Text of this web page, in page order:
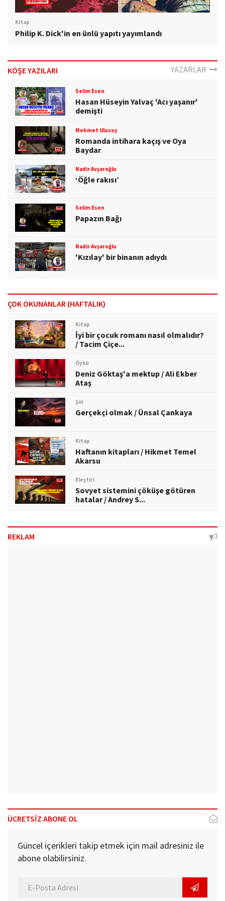
Kitap
Philip K. Dick'in en ünlü yapıtı yayımlandı
KÖŞE YAZILARI YAZARLAR
Selim Esen
Hasan Hüseyin Yalvaç 'Acı yaşanır'
demişti
Mehmet Ulusoy
Romanda intihara kaçış ve Oya
Baydar
Nadir Avşaroğlu
‘Öğle rakısı’
Selim Esen
Papazın Bağı
Nadir Avşaroğlu
'Kızılay' bir binanın adıydı
ÇOK OKUNANLAR (HAFTALIK)
Kitap
İyi bir çocuk romanı nasıl olmalıdır?
/ Tacim Çiçe...
Öykü
Deniz Göktaş'a mektup / Ali Ekber
Ataş
Şiir
Gerçekçi olmak / Ünsal Çankaya
Kitap
Haftanın kitapları / Hikmet Temel
Akarsu
Eleştiri
Sovyet sistemini çöküşe götüren
hatalar / Andrey S...
REKLAM
ÜCRETSİZ ABONE OL
Güncel içerikleri takip etmek için mail adresiniz ile
abone olabilirsiniz.